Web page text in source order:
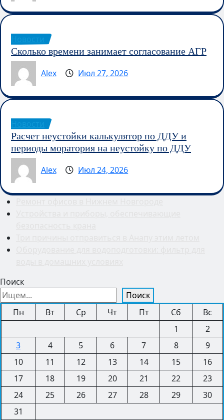
Сколько времени занимает согласование АГР
Alex
Июл 27, 2026
Расчет неустойки калькулятор по ДДУ и
периоды моратория на неустойку по ДДУ
Alex
Июл 24, 2026
Поиск
Поиск
Пн Вт Ср Чт Пт Сб
Вс
1
2
3
4 5 6 7 8
9
10
11 12 13 14 15
16
17
18 19 20 21 22
23
24
25 26 27 28 29
30
31